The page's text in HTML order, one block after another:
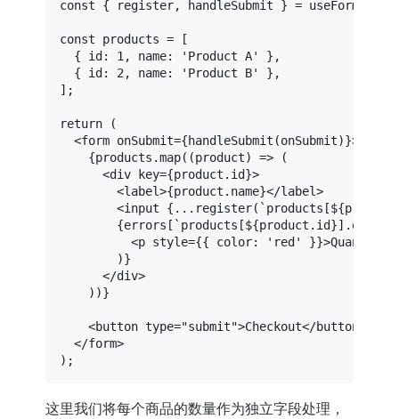
const { register, handleSubmit } = useForm
const products = [
  {
id : 1 , name: 'Product A'
},
  {
id : 2 , name: 'Product B'
},
];
return (
<form onSubmit={handleSubmit(onSubmit)}>
    {products.map((product) => (
<div key={product.id}>
<label>{product.name}</label>
<input { ...register(` products [${
<p style={{ color: ' red ' }}>Quantity
        )}
</div>
    ))}
<button type="submit">Checkout</button
</form>
这里我们将每个商品的数量作为独立字段处理，